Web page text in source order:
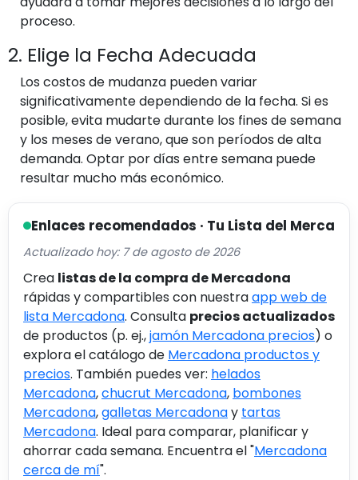
proceso.
2. Elige la Fecha Adecuada
Los costos de mudanza pueden variar
significativamente dependiendo de la fecha. Si es
posible, evita mudarte durante los fines de semana
y los meses de verano, que son períodos de alta
demanda. Optar por días entre semana puede
resultar mucho más económico.
Enlaces recomendados · Tu Lista del Merca
Actualizado hoy: 7 de agosto de 2026
Crea listas de la compra de Mercadona
rápidas y compartibles con nuestraapp web de
lista Mercadona. Consulta precios actualizados
de productos (p. ej.,jamón Mercadona precios) o
explora el catálogo de Mercadona productos y
precios. También puedes ver: helados
Mercadona,chucrut Mercadona, bombones
Mercadona,galletas Mercadonay tartas
Mercadona. Ideal para comparar, planificar y
ahorrar cada semana. Encuentra el "Mercadona
cerca de mí".